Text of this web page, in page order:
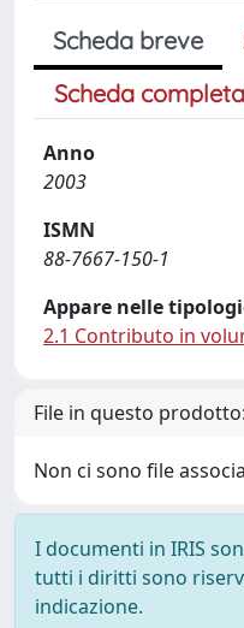
Scheda breve
Scheda
Anno
2003
ISMN
88-7667-150-1
Appare nelle
2.1 Contributo in
File in questo prodotto:
Non ci sono file
I documenti in IRIS
tutti i diritti sono
indicazione.